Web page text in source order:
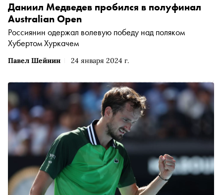
Павел Шейнин 24 января 2024 г.
Даниил Медведев пробился в полуфинал
Australian Open
Россиянин одержал волевую победу над поляком
Хубертом Хуркачем